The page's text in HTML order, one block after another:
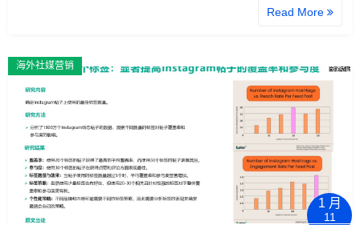
Read More
海外社媒营销
1 月
11